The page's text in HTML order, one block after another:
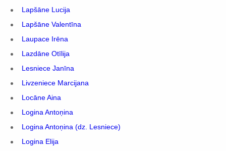
Lapšāne Lucija
Lapšāne Valentīna
Laupace Irēna
Lazdāne Otīlija
Lesniece Janīna
Livzeniece Marcijana
Locāne Aina
Logina Antoņina
Logina Antoņina (dz. Lesniece)
Logina Elija